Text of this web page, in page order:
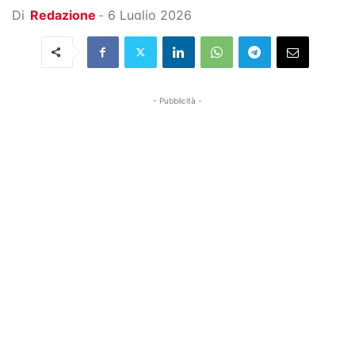
Di Redazione - 6 Luglio 2026
- Pubblicità -